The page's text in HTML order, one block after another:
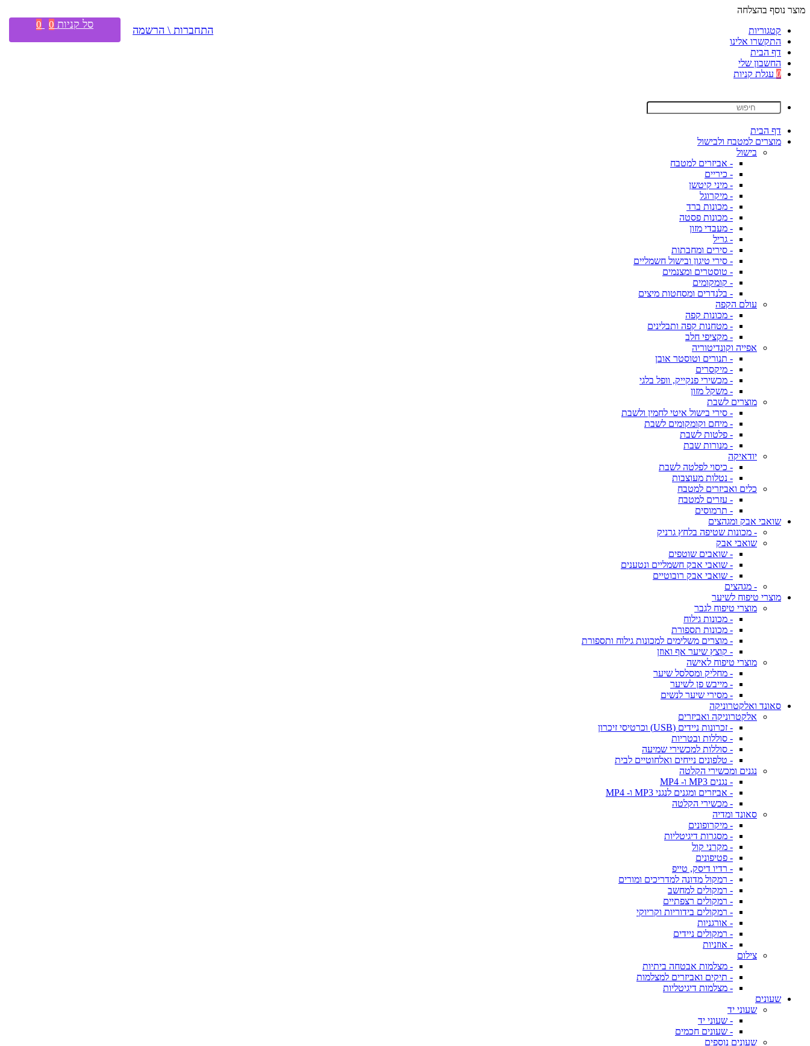
מוצר נוסף בהצלחה
קטגוריות
התקשרו אלינו
דף הבית
החשבון שלי
0 עגלת קניות
דף הבית
מוצרים למטבח ולבישול
בישול
- אביזרים למטבח
- כיריים
- מיני קיטשן
- מיקרוגל
- מכונות ברד
- מכונות פסטה
- מעבדי מזון
- גריל
- סירים ומחבתות
- סירי טיגון ובישול חשמליים
- טוסטרים ומצנמים
- קומקומים
- בלנדרים ומסחטות מיצים
עולם הקפה
- מכונות קפה
- מטחנות קפה ותבלינים
- מקציפי חלב
אפייה וקונדיטוריה
- תנורים וטוסטר אובן
- מיקסרים
- מכשירי פנקייק, וופל בלגי
- משקל מזון
מוצרים לשבת
- סירי בישול איטי לחמין ולשבת
- מיחם וקומקומים לשבת
- פלטות לשבת
- מנורות שבת
יודאיקה
- כיסוי לפלטה לשבת
- נטלות מעוצבות
כלים ואביזרים למטבח
- עזרים למטבח
- תרמוסים
שואבי אבק ומגהצים
- מכונות שטיפה בלחץ גרניק
שואבי אבק
- שואבים שוטפים
- שואבי אבק חשמליים ונטענים
- שואבי אבק רובוטיים
- מגהצים
מוצרי טיפוח לשיער
מוצרי טיפוח לגבר
- מכונות גילוח
- מכונות תספורת
- מוצרים משלימים למכונות גילוח ותספורת
- קוצץ שיער אף ואוזן
מוצרי טיפוח לאישה
- מחליק ומסלסל שיער
- מייבש פן לשיער
- מסירי שיער לנשים
סאונד ואלקטרוניקה
אלקטרוניקה ואביזרים
- זכרונות ניידים (USB) וכרטיסי זיכרון
- סוללות ובטריות
- סוללות למכשירי שמיעה
- טלפונים נייחים ואלחוטיים לבית
נגנים ומכשירי הקלטה
- נגנים MP3 ו- MP4
- אביזרים ומגנים לנגני MP3 ו- MP4
- מכשירי הקלטה
סאונד ומדיה
- מיקרופונים
- מסגרות דיגיטליות
- מקרני קול
- פטיפונים
- רדיו דיסק, טייפ
- רמקול מדונה למדריכים ומורים
- רמקולים למחשב
- רמקולים רצפתיים
- רמקולים בידוריות וקריוקי
- אורגניות
- רמקולים ניידים
- אוזניות
צילום
- מצלמות אבטחה ביתיות
- תיקים ואביזרים למצלמות
- מצלמות דיגיטליות
שעונים
שעוני יד
- שעוני יד
- שעונים חכמים
שעונים נוספים
התחברות \ הרשמה סל קניות 0
0